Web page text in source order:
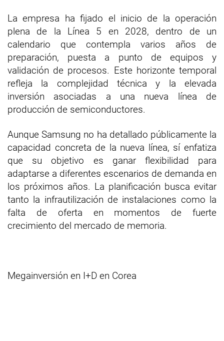
La empresa ha fijado el inicio de la operación
plena de la Línea 5 en 2028, dentro de un
calendario que contempla varios años de
preparación, puesta a punto de equipos y
validación de procesos. Este horizonte temporal
refleja la complejidad técnica y la elevada
inversión asociadas a una nueva línea de
producción de semiconductores.
Aunque Samsung no ha detallado públicamente la
capacidad concreta de la nueva línea, sí enfatiza
que su objetivo es ganar flexibilidad para
adaptarse a diferentes escenarios de demanda en
los próximos años. La planificación busca evitar
tanto la infrautilización de instalaciones como la
falta de oferta en momentos de fuerte
crecimiento del mercado de memoria.
Megainversión en I+D en Corea